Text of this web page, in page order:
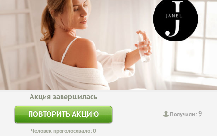
Получили:9
Акция завершилась
ПОВТОРИТЬ АКЦИЮ
Человек проголосовало: 0